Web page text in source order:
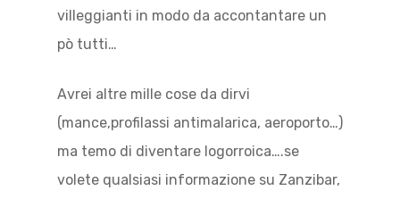
villeggianti in modo da accontantare un
pò tutti…
Avrei altre mille cose da dirvi
(mance,profilassi antimalarica, aeroporto…)
ma temo di diventare logorroica….se
volete qualsiasi informazione su Zanzibar,